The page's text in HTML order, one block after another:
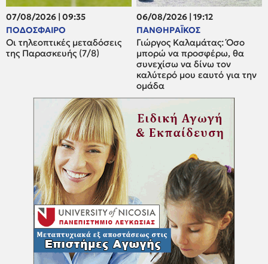
07/08/2026 | 09:35
ΠΟΔΟΣΦΑΙΡΟ
Οι τηλεοπτικές μεταδόσεις
της Παρασκευής (7/8)
06/08/2026 | 19:12
ΠΑΝΘΗΡΑΪΚΟΣ
Γιώργος Καλαμάτας: Όσο
μπορώ να προσφέρω, θα
συνεχίσω να δίνω τον
καλύτερό μου εαυτό για την
ομάδα